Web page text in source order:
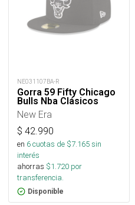
NE031107BA-R
Gorra 59 Fifty Chicago
Bulls Nba Clásicos
New Era
$ 42.990
en 6cuotas de $7.165sin
interés
ahorras $1.720 por
transferencia.
Disponible